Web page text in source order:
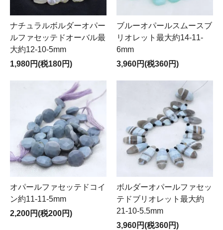
ナチュラルボルダーオパー
ルファセッテドオーバル最
大約12-10-5mm
1,980円(税180円)
ブルーオパールスムースブ
リオレット最大約14-11-
6mm
3,960円(税360円)
オパールファセッテドコイ
ン約11-11-5mm
2,200円(税200円)
ボルダーオパールファセッ
テドブリオレット最大約
21-10-5.5mm
3,960円(税360円)